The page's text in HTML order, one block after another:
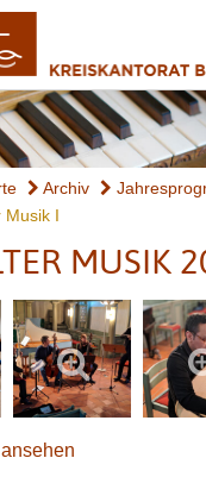
Archiv
Musik I
MUSIK